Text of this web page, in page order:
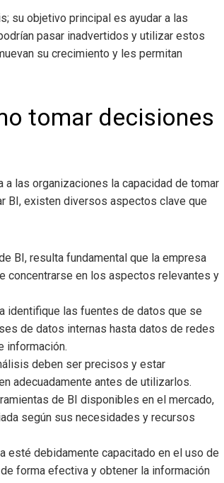
su objetivo principal es ayudar a las
pasar inadvertidos y utilizar estos
su crecimiento y les permitan
tomar decisiones
las organizaciones la capacidad de tomar
BI, existen diversos aspectos clave que
BI, resulta fundamental que la empresa
concentrarse en los aspectos relevantes y
identifique las fuentes de datos que se
de datos internas hasta datos de redes
información.
deben ser precisos y estar
adecuadamente antes de utilizarlos.
de BI disponibles en el mercado,
según sus necesidades y recursos
esté debidamente capacitado en el uso de
forma efectiva y obtener la información